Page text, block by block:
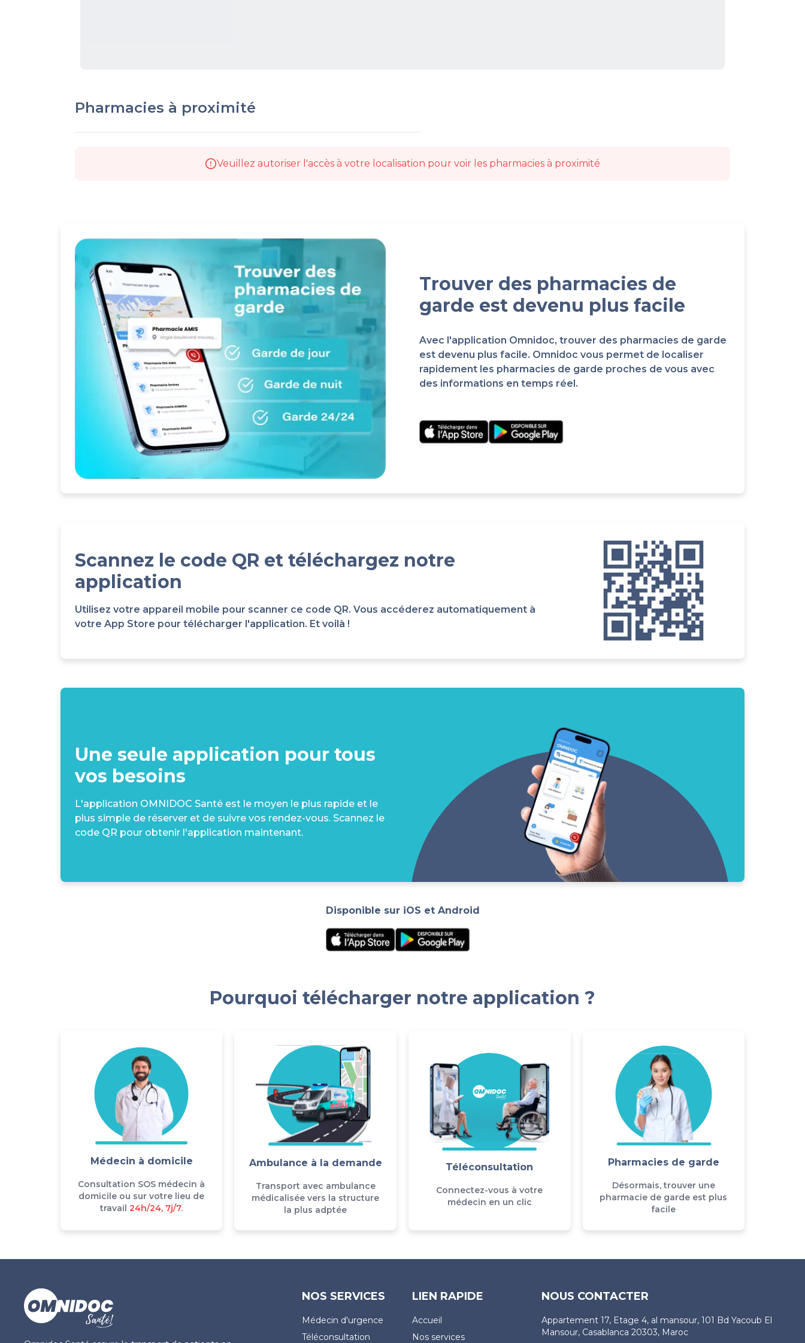
Pharmacies à proximité
Veuillez autoriser l'accès à votre localisation pour voir les pharmacies à proximité
Trouver des pharmacies de
garde est devenu plus facile
Avec l'application Omnidoc, trouver des pharmacies de garde
est devenu plus facile. Omnidoc vous permet de localiser
rapidement les pharmacies de garde proches de vous avec
des informations en temps réel.
Scannez le code QR et téléchargez notre
application
Utilisez votre appareil mobile pour scanner ce code QR. Vous accéderez automatiquement à
votre App Store pour télécharger l'application. Et voilà !
Une seule application pour tous
vos besoins
L'application OMNIDOC Santé est le moyen le plus rapide et le
plus simple de réserver et de suivre vos rendez-vous. Scannez le
code QR pour obtenir l'application maintenant.
Disponible sur iOS et Android
Pourquoi télécharger notre application ?
Médecin à domicile
Consultation SOS médecin à
domicile ou sur votre lieu de
travail 24h/24, 7j/7.
Ambulance à la demande
Transport avec ambulance
médicalisée vers la structure
la plus adptée
Téléconsultation
Connectez-vous à votre
médecin en un clic
Pharmacies de garde
Désormais, trouver une
pharmacie de garde est plus
facile
NOS SERVICES
Médecin d'urgence
Téléconsultation
LIEN RAPIDE
Accueil
Nos services
NOUS CONTACTER
Appartement 17, Etage 4, al mansour, 101 Bd Yacoub El
Mansour, Casablanca 20303, Maroc